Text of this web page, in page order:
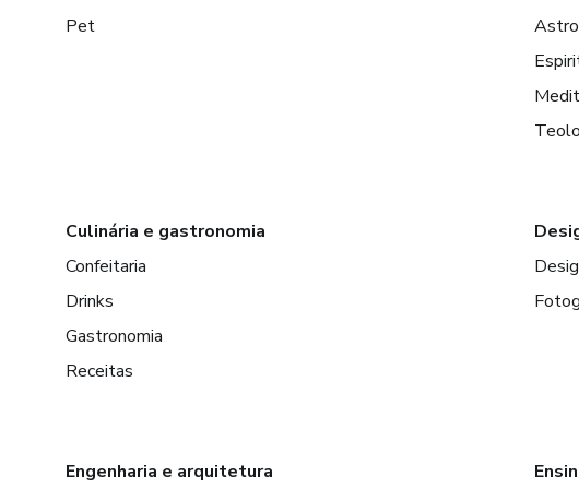
Pet
Culinária e gastronomia
Confeitaria
Drinks
Gastronomia
Receitas
Engenharia e arquitetura